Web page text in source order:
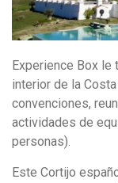
Experience Box le
interior de la
convenciones,
actividades de
personas).
Este Cortijo